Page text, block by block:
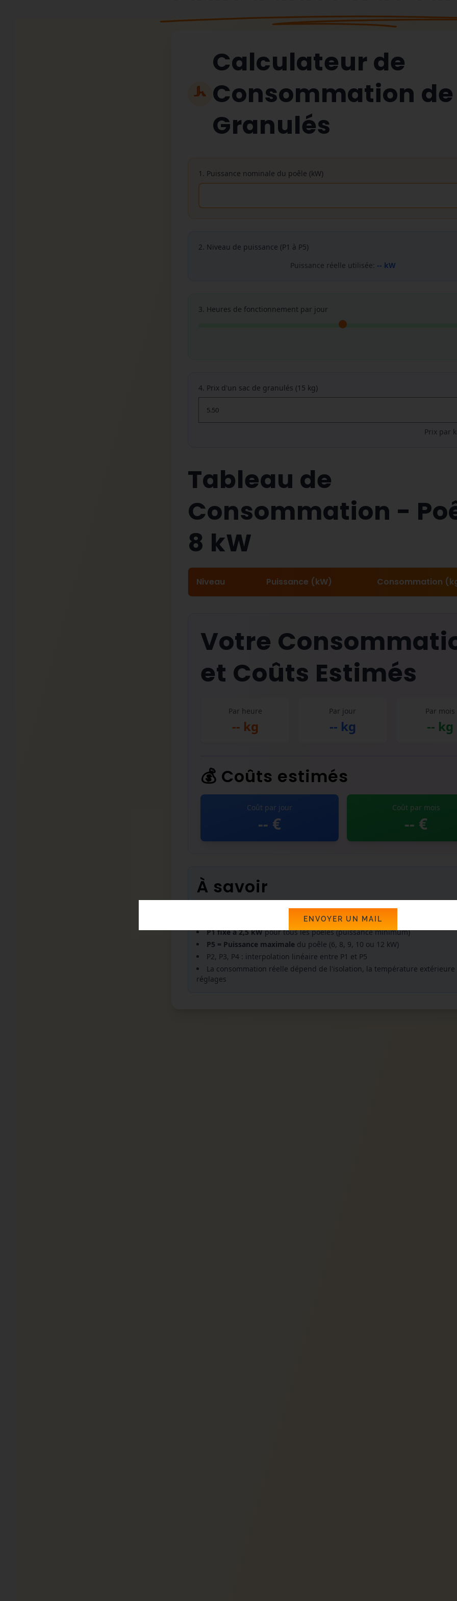
Calculateur de
Consommation de
Granulés
1. Puissance nominale du poêle (kW)
2. Niveau de puissance (P1 à P5)
Puissance réelle utilisée: -- kW
3. Heures de fonctionnement par jour
4. Prix d'un sac de granulés (15 kg)
Prix par
Tableau de
Consommation -
8 kW
Niveau Puissance (kW) Consommation
Votre
et Coûts Estimés
Par heure
-- kg
Par jour
-- kg
Par mois
-- kg
💰 Coûts estimés
Coût par jour
-- €
Coût par mois
-- €
À savoir
Consommation calculée :0,21 kg de granulés par kW par heure
Basé sur données réelles : 2,5 kW ≈ 0,5 kg/h et 12 kW ≈ 2,5 kg/h
P1 fixe à 2,5 kWpour tous les poêles (puissance minimum)
P5 = Puissance maximale du poêle (6, 8, 9, 10 ou 12 kW)
P2, P3, P4 : interpolation linéaire entre P1 et P5
La consommation réelle dépend de l'isolation, la température extérieure
réglages
ENVOYER UN MAIL